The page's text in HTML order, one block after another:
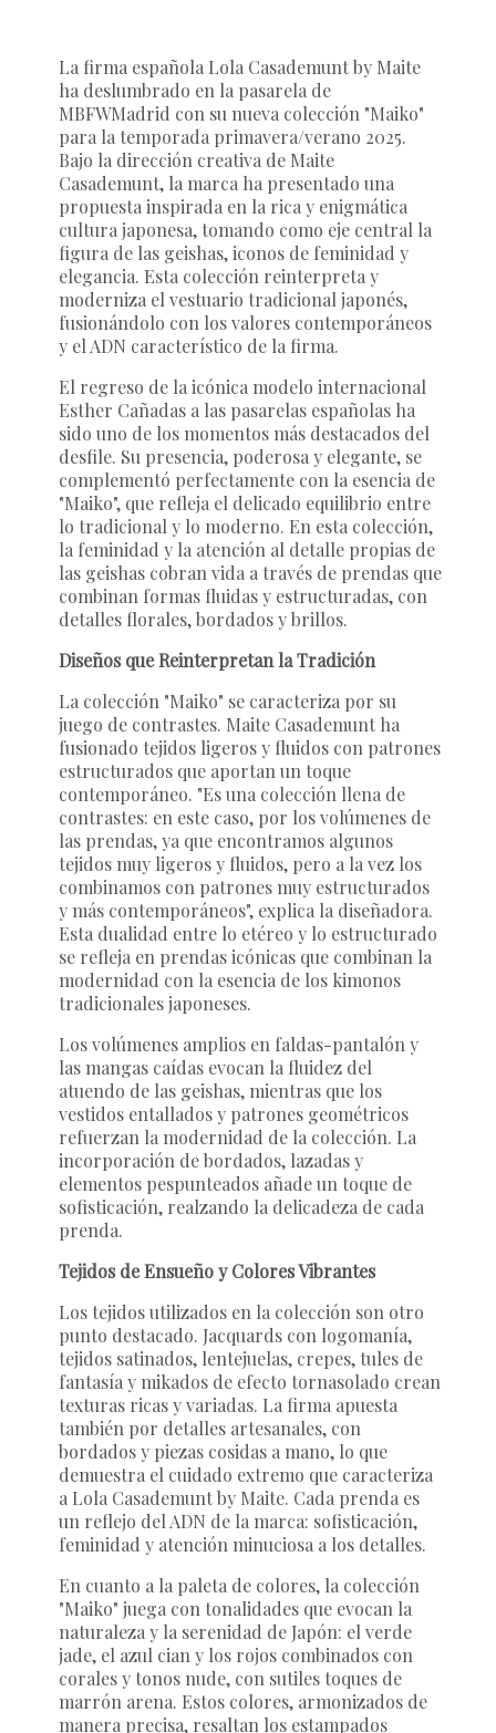
La firma española Lola Casademunt by Maite
ha deslumbrado en la pasarela de
MBFWMadrid con su nueva colección "Maiko"
para la temporada primavera/verano 2025.
Bajo la dirección creativa de Maite
Casademunt, la marca ha presentado una
propuesta inspirada en la rica y enigmática
cultura japonesa, tomando como eje central la
figura de las geishas, iconos de feminidad y
elegancia. Esta colección reinterpreta y
moderniza el vestuario tradicional japonés,
fusionándolo con los valores contemporáneos
y el ADN característico de la firma.
El regreso de la icónica modelo internacional
Esther Cañadas a las pasarelas españolas ha
sido uno de los momentos más destacados del
desfile. Su presencia, poderosa y elegante, se
complementó perfectamente con la esencia de
"Maiko", que refleja el delicado equilibrio entre
lo tradicional y lo moderno. En esta colección,
la feminidad y la atención al detalle propias de
las geishas cobran vida a través de prendas que
combinan formas fluidas y estructuradas, con
detalles florales, bordados y brillos.
Diseños que Reinterpretan la Tradición
La colección "Maiko" se caracteriza por su
juego de contrastes. Maite Casademunt ha
fusionado tejidos ligeros y fluidos con patrones
estructurados que aportan un toque
contemporáneo. "Es una colección llena de
contrastes: en este caso, por los volúmenes de
las prendas, ya que encontramos algunos
tejidos muy ligeros y fluidos, pero a la vez los
combinamos con patrones muy estructurados
y más contemporáneos", explica la diseñadora.
Esta dualidad entre lo etéreo y lo estructurado
se refleja en prendas icónicas que combinan la
modernidad con la esencia de los kimonos
tradicionales japoneses.
Los volúmenes amplios en faldas-pantalón y
las mangas caídas evocan la fluidez del
atuendo de las geishas, mientras que los
vestidos entallados y patrones geométricos
refuerzan la modernidad de la colección. La
incorporación de bordados, lazadas y
elementos pespunteados añade un toque de
sofisticación, realzando la delicadeza de cada
prenda.
Tejidos de Ensueño y Colores Vibrantes
Los tejidos utilizados en la colección son otro
punto destacado. Jacquards con logomanía,
tejidos satinados, lentejuelas, crepes, tules de
fantasía y mikados de efecto tornasolado crean
texturas ricas y variadas. La firma apuesta
también por detalles artesanales, con
bordados y piezas cosidas a mano, lo que
demuestra el cuidado extremo que caracteriza
a Lola Casademunt by Maite. Cada prenda es
un reflejo del ADN de la marca: sofisticación,
feminidad y atención minuciosa a los detalles.
En cuanto a la paleta de colores, la colección
"Maiko" juega con tonalidades que evocan la
naturaleza y la serenidad de Japón: el verde
jade, el azul cian y los rojos combinados con
corales y tonos nude, con sutiles toques de
marrón arena. Estos colores, armonizados de
manera precisa, resaltan los estampados